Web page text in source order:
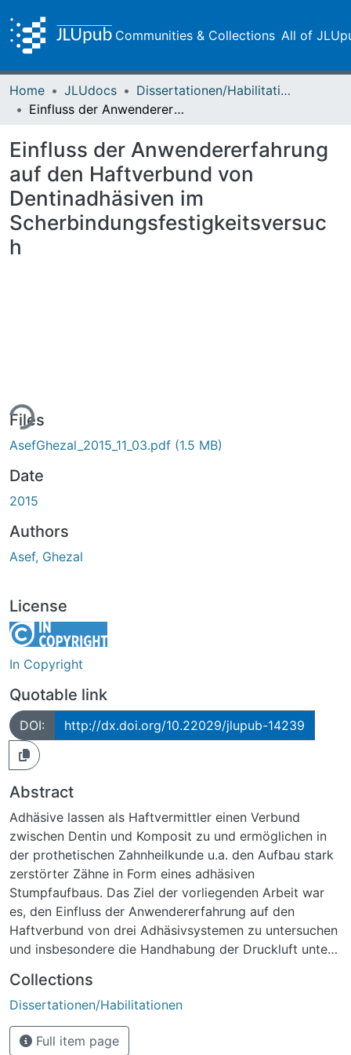
Communities & Collections All of
Home JLUdocs
Dissertationen/Habilitationen
Einfluss der Anwendererfahrung auf den Haftverbund von Dentinadhäsiven im Scherbindungsfestigkeitsversuch
Einfluss der Anwendererfahrung
auf den Haftverbund von
Dentinadhäsiven im
Scherbindungsfestigkeitsversuc
h
Files
AsefGhezal_2015_11_03.pdf (1.5 MB)
Date
2015
Authors
Asef, Ghezal
License
In Copyright
Quotable link
DOI: http://dx.doi.org/10.22029/jlupub-14239
Abstract
Adhäsive lassen als Haftvermittler einen Verbund
zwischen Dentin und Komposit zu und ermöglichen in
der prothetischen Zahnheilkunde u.a. den Aufbau stark
zerstörter Zähne in Form eines adhäsiven
Stumpfaufbaus. Das Ziel der vorliegenden Arbeit war
es, den Einfluss der Anwendererfahrung auf den
Haftverbund von drei Adhäsivsystemen zu untersuchen
und insbesondere die Handhabung der Druckluft unter
die Adhäsive anhand ihrer Scherbindungsfestigkeit
miteinander verglichen.Es wurden drei Gruppen mit
jeweils zehn Probanden gebildet, bestehend aus
Vorklinikstudenten, Klinikstudenten und Zahnärzten.
Collections
Dissertationen/Habilitationen
Full item page